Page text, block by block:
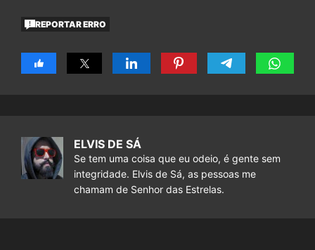
REPORTAR ERRO
ELVIS DE SÁ
Se tem uma coisa que eu odeio, é gente sem
integridade. Elvis de Sá, as pessoas me
chamam de Senhor das Estrelas.